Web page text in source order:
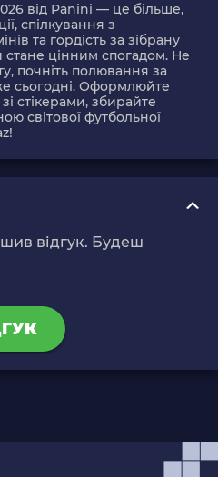
від Panini — це більше,
спілкування з
та гордість за зібрану
стане цінним спогадом. Не
почніть полювання за
сьогодні. Оформлюйте
стікерами, збирайте
світової футбольної
відгук. Будеш